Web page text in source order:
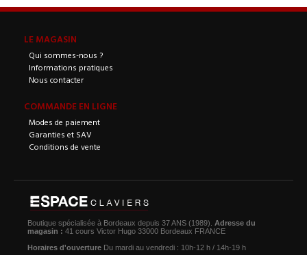
LE MAGASIN
Qui sommes-nous ?
Informations pratiques
Nous contacter
COMMANDE EN LIGNE
Modes de paiement
Garanties et SAV
Conditions de vente
Boutique spécialisée à Bordeaux depuis 37 ANS (1989). Adresse du
magasin : 41 cours Victor Hugo 33000 Bordeaux FRANCE
Horaires d'ouverture Du mardi au vendredi : 10h-12 h / 14h-19 h